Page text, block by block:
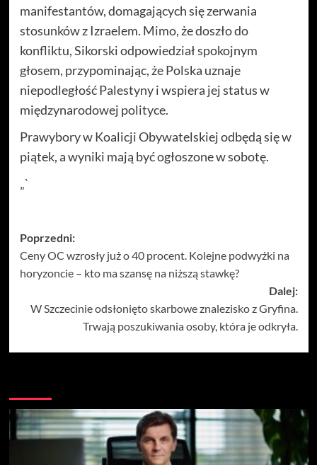
manifestantów, domagających się zerwania
stosunków z Izraelem. Mimo, że doszło do
konfliktu, Sikorski odpowiedział spokojnym
głosem, przypominając, że Polska uznaje
niepodległość Palestyny i wspiera jej status w
międzynarodowej polityce.
Prawybory w Koalicji Obywatelskiej odbędą się w
piątek, a wyniki mają być ogłoszone w sobotę.
„`
Zobacz
wpisy
Poprzedni:
Ceny OC wzrosły już o 40 procent. Kolejne podwyżki na
horyzoncie – kto ma szansę na niższą stawkę?
Dalej:
W Szczecinie odsłonięto skarbowe znalezisko z Gryfina.
Trwają poszukiwania osoby, która je odkryła.